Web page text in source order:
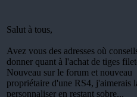
Salut à tous,
Avez vous des adresses où
donner quant à l'achat de tiges
Nouveau sur le forum et nouveau
propriétaire d'une RS4, j'aimerais
personnaliser en restant sobre...